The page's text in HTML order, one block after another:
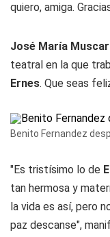
quiero, amiga.
José María
teatral en la que
Ernes. Que seas
Benito Fernandez
"Es tristísimo lo de
tan hermosa y
la vida es así, pero
paz descanse",